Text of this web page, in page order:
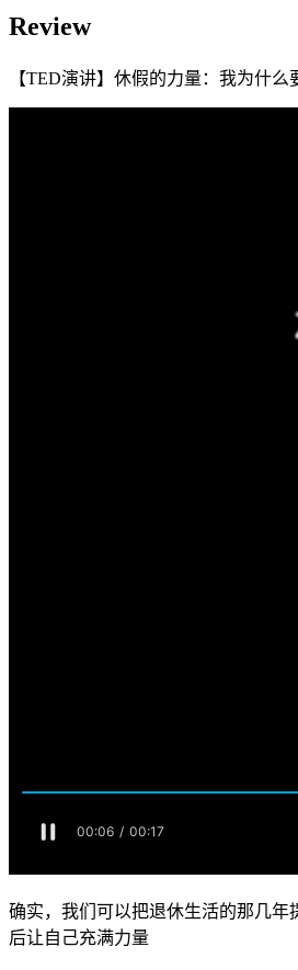
Review
【TED演讲】休假的力量：我为什么
确实，我们可以把退休生活的那几
后让自己充满力量